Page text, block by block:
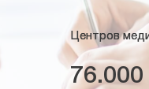
Центров
76.000